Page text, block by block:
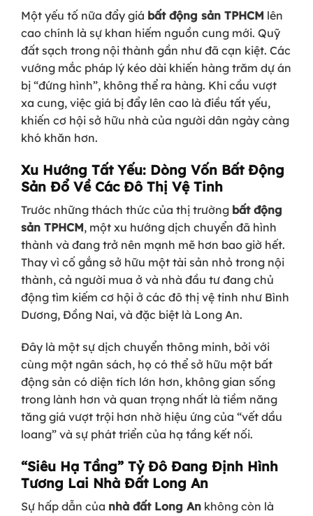
Một yếu tố nữa đẩy giá bất động sản TPHCM lên
cao chính là sự khan hiếm nguồn cung mới. Quỹ
đất sạch trong nội thành gần như đã cạn kiệt. Các
vướng mắc pháp lý kéo dài khiến hàng trăm dự án
bị “đứng hình”, không thể ra hàng. Khi cầu vượt
xa cung, việc giá bị đẩy lên cao là điều tất yếu,
khiến cơ hội sở hữu nhà của người dân ngày càng
khó khăn hơn.
Xu Hướng Tất Yếu: Dòng Vốn Bất Động
Sản Đổ Về Các Đô Thị Vệ Tinh
Trước những thách thức của thị trường bất động
sản TPHCM, một xu hướng dịch chuyển đã hình
thành và đang trở nên mạnh mẽ hơn bao giờ hết.
Thay vì cố gắng sở hữu một tài sản nhỏ trong nội
thành, cả người mua ở và nhà đầu tư đang chủ
động tìm kiếm cơ hội ở các đô thị vệ tinh như Bình
Dương, Đồng Nai, và đặc biệt là Long An.
Đây là một sự dịch chuyển thông minh, bởi với
cùng một ngân sách, họ có thể sở hữu một bất
động sản có diện tích lớn hơn, không gian sống
trong lành hơn và quan trọng nhất là tiềm năng
tăng giá vượt trội hơn nhờ hiệu ứng của “vết dầu
loang” và sự phát triển của hạ tầng kết nối.
“Siêu Hạ Tầng” Tỷ Đô Đang Định Hình
Tương Lai Nhà Đất Long An
Sự hấp dẫn của nhà đất Long An không còn là